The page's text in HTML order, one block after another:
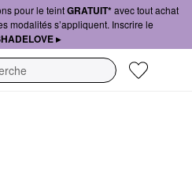
pour le teintGRATUIT*avec tout achat
modalités s’appliquent. Inscrire le
▸